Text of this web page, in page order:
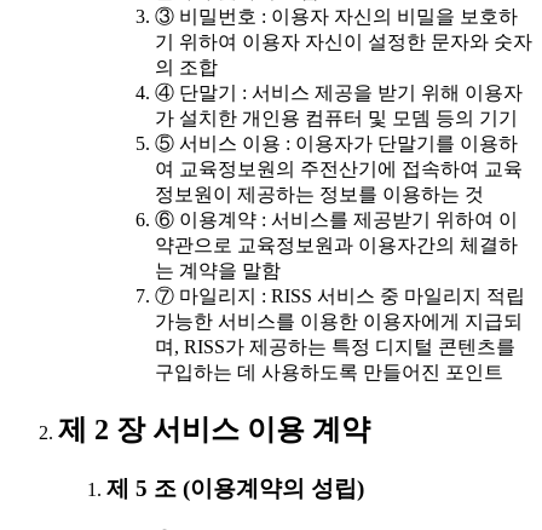
③ 비밀번호 : 이용자 자신의 비밀을 보호하
기 위하여 이용자 자신이 설정한 문자와 숫자
의 조합
④ 단말기 : 서비스 제공을 받기 위해 이용자
가 설치한 개인용 컴퓨터 및 모뎀 등의 기기
⑤ 서비스 이용 : 이용자가 단말기를 이용하
여 교육정보원의 주전산기에 접속하여 교육
정보원이 제공하는 정보를 이용하는 것
⑥ 이용계약 : 서비스를 제공받기 위하여 이
약관으로 교육정보원과 이용자간의 체결하
는 계약을 말함
⑦ 마일리지 : RISS 서비스 중 마일리지 적립
가능한 서비스를 이용한 이용자에게 지급되
며, RISS가 제공하는 특정 디지털 콘텐츠를
구입하는 데 사용하도록 만들어진 포인트
제 2 장 서비스 이용 계약
제 5 조 (이용계약의 성립)